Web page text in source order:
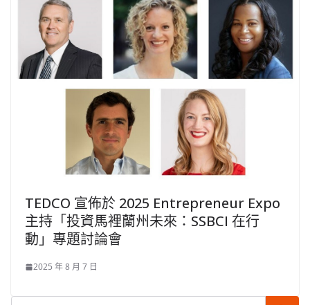
TEDCO 宣佈於 2025 Entrepreneur Expo
主持「投資馬裡蘭州未來：SSBCI 在行
動」專題討論會
2025 年 8 月 7 日